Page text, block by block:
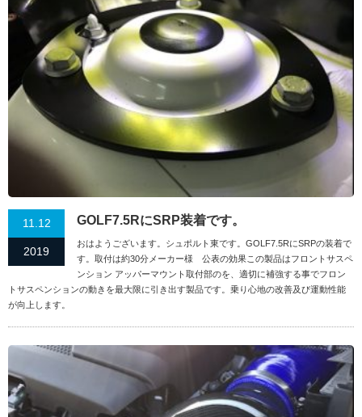
11.12
2019
GOLF7.5RにSRP装着です。
おはようございます。シュポルト東です。GOLF7.5RにSRPの装着で
す。取付は約30分メーカー様 公表の効果この製品はフロントサスペ
ンション アッパーマウント取付部のを、適切に補強する事でフロン
トサスペンションの動きを最大限に引き出す製品です。乗り心地の改善及び運動性能
が向上します。